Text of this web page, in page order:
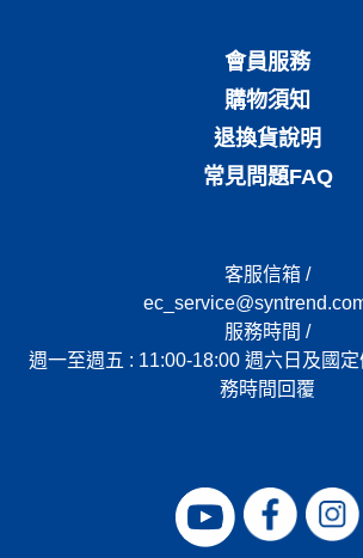
會員服務
購物須知
退換貨說明
常見問題FAQ
客服信箱 /
服務時間 /
週一至週五 : 11:00-18:00 週六日及國
務時間回覆